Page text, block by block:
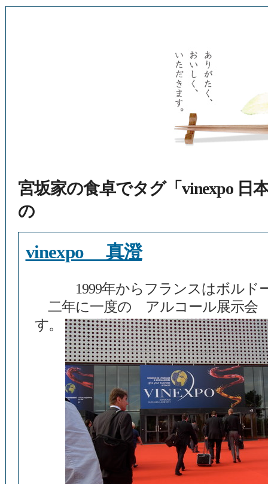
宮坂家の食卓でタグ「vinexpo 日
の
vinexpo 真澄
1999年からフランスはボルド
二年に一度の アルコール展示会
す。